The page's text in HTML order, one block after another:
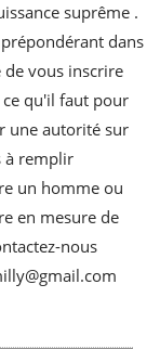
suprême .
dans
de vous inscrire
qu'il faut pour
une autorité sur
à remplir
un homme ou
en mesure de
nous